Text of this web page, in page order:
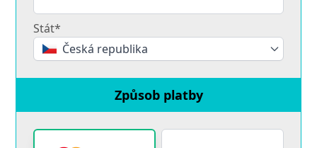
Stát*
Česká republika
Způsob platby